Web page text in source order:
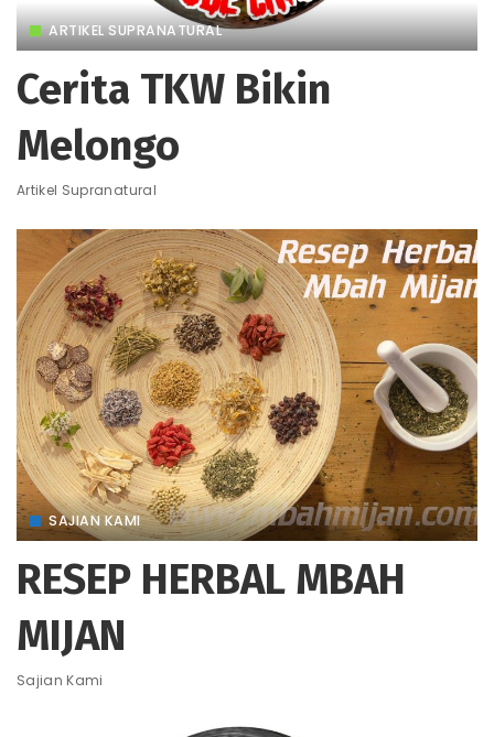
ARTIKEL SUPRANATURAL
Cerita TKW Bikin
Melongo
Artikel Supranatural
SAJIAN KAMI
RESEP HERBAL MBAH
MIJAN
Sajian Kami